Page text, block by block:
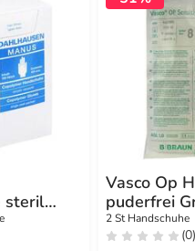
steril
Vasco Op
puderfrei
steril
2 St Handschuhe
(0)